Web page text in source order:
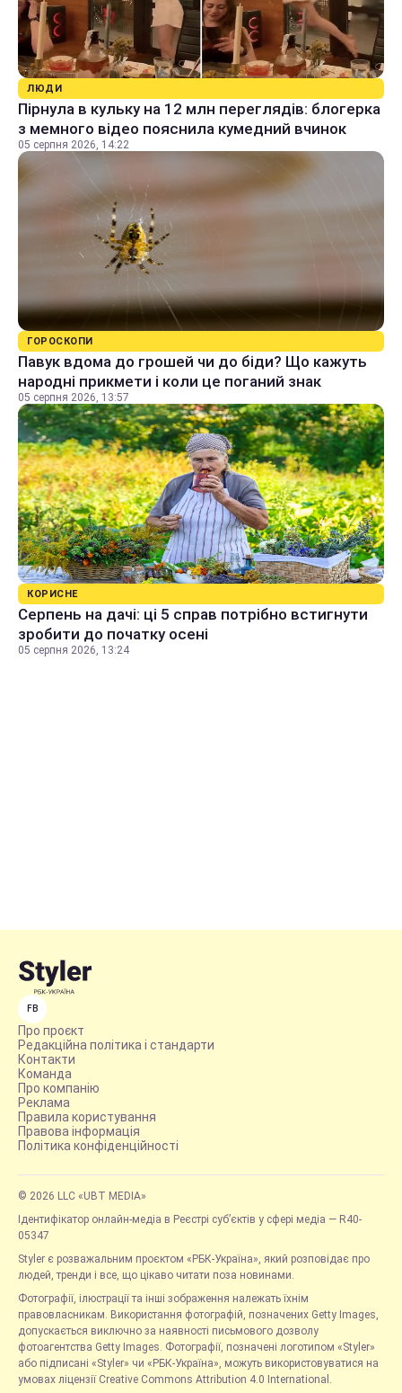
ЛЮДИ
Пірнула в кульку на 12 млн переглядів: блогерка
з мемного відео пояснила кумедний вчинок
05 серпня 2026, 14:22
ГОРОСКОПИ
Павук вдома до грошей чи до біди? Що кажуть
народні прикмети і коли це поганий знак
05 серпня 2026, 13:57
КОРИСНЕ
Серпень на дачі: ці 5 справ потрібно встигнути
зробити до початку осені
05 серпня 2026, 13:24
FB
Про проєкт
Редакційна політика і стандарти
Контакти
Команда
Про компанію
Реклама
Правила користування
Правова інформація
Політика конфіденційності
© 2026 LLC «UBT MEDIA»
Ідентифікатор онлайн-медіа в Реєстрі суб’єктів у сфері медіа — R40-
05347
Styler є розважальним проєктом «РБК-Україна», який розповідає про
людей, тренди і все, що цікаво читати поза новинами.
Фотографії, ілюстрації та інші зображення належать їхнім
правовласникам. Використання фотографій, позначених Getty Images,
допускається виключно за наявності письмового дозволу
фотоагентства Getty Images. Фотографії, позначені логотипом «Styler»
або підписані «Styler» чи «РБК-Україна», можуть використовуватися на
умовах ліцензії Creative Commons Attribution 4.0 International.